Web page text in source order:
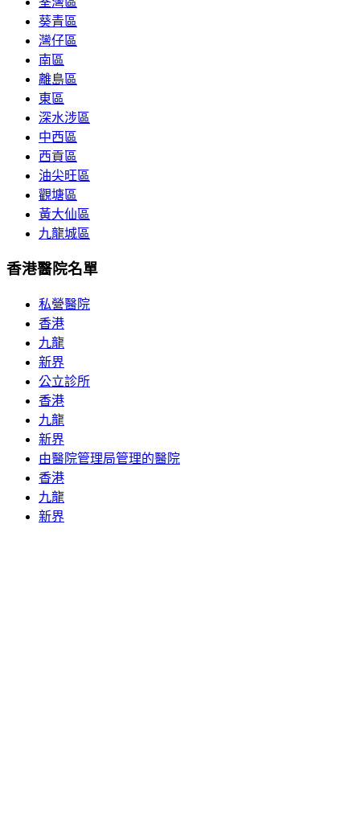
葵青區
灣仔區
南區
離島區
東區
深水涉區
中西區
西貢區
油尖旺區
觀塘區
黃大仙區
九龍城區
香港醫院名單
私營醫院
香港
九龍
新界
公立診所
香港
九龍
新界
由醫院管理局管理的醫院
香港
九龍
新界